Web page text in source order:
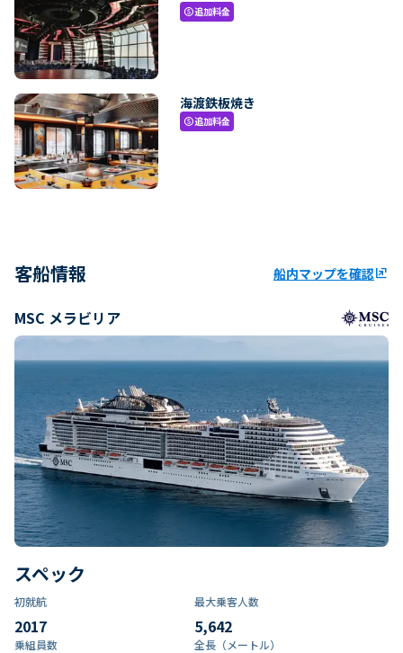
paid追加料金
海渡鉄板焼き
paid追加料金
客船情報 船内マップを確認ungroup
MSC メラビリア
スペック
初就航
2017
最大乗客人数
5,642
乗組員数​ 全長（メートル）